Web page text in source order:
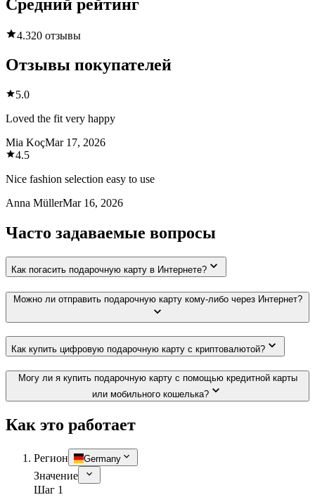
Средний рейтинг
4.320 отзывы
Отзывы покупателей
5.0
Loved the fit very happy
Mia KoçMar 17, 2026
4.5
Nice fashion selection easy to use
Anna MüllerMar 16, 2026
Часто задаваемые вопросы
Как погасить подарочную карту в Интернете?
Можно ли отправить подарочную карту кому-либо через Интернет?
Как купить цифровую подарочную карту с криптовалютой?
Могу ли я купить подарочную карту с помощью кредитной карты
или мобильного кошелька?
Как это работает
Регион Germany
Значение
Шаг 1